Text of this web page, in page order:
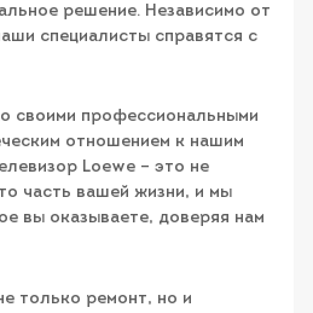
решение. Независимо от
специалисты справятся с
своими профессиональными
отношением к нашим
Loewe – это не
часть вашей жизни, и мы
вы оказываете, доверяя нам
только ремонт, но и